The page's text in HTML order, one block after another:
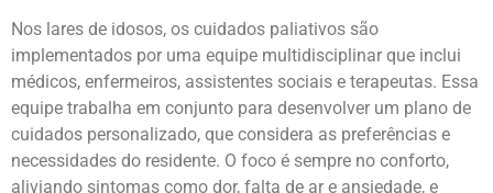
Nos lares de idosos, os cuidados paliativos são
implementados por uma equipe multidisciplinar que inclui
médicos, enfermeiros, assistentes sociais e terapeutas. Essa
equipe trabalha em conjunto para desenvolver um plano de
cuidados personalizado, que considera as preferências e
necessidades do residente. O foco é sempre no conforto,
aliviando sintomas como dor, falta de ar e ansiedade, e